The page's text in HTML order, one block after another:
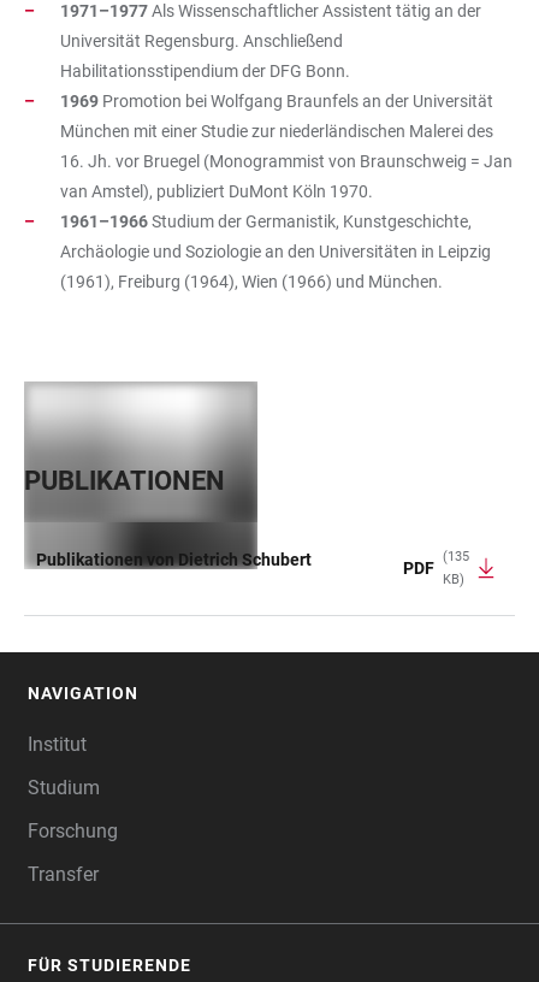
1971–1977Als Wissenschaftlicher Assistent tätig an der
Universität Regensburg. Anschließend
Habilitationsstipendium der DFG Bonn.
1969 Promotion bei Wolfgang Braunfels an der Universität
München mit einer Studie zur niederländischen Malerei des
16. Jh. vor Bruegel (Monogrammist von Braunschweig = Jan
van Amstel), publiziert DuMont Köln 1970.
1961–1966Studium der Germanistik, Kunstgeschichte,
Archäologie und Soziologie an den Universitäten in Leipzig
(1961), Freiburg (1964), Wien (1966) und München.
PUBLIKATIONEN
Publikationen von Dietrich Schubert PDF
(135
KB)
NAVIGATION
Institut
Studium
Forschung
Transfer
FÜR STUDIERENDE